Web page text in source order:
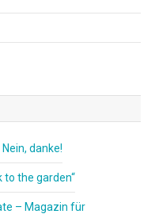
danke!
to the garden“
– Magazin für